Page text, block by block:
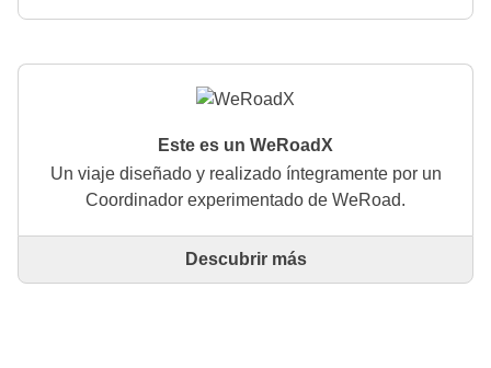
Este es un WeRoadX
Un viaje diseñado y realizado íntegramente por un
Coordinador experimentado de WeRoad.
Este es un viaje diseñado y realizado íntegramente
Descubrir más